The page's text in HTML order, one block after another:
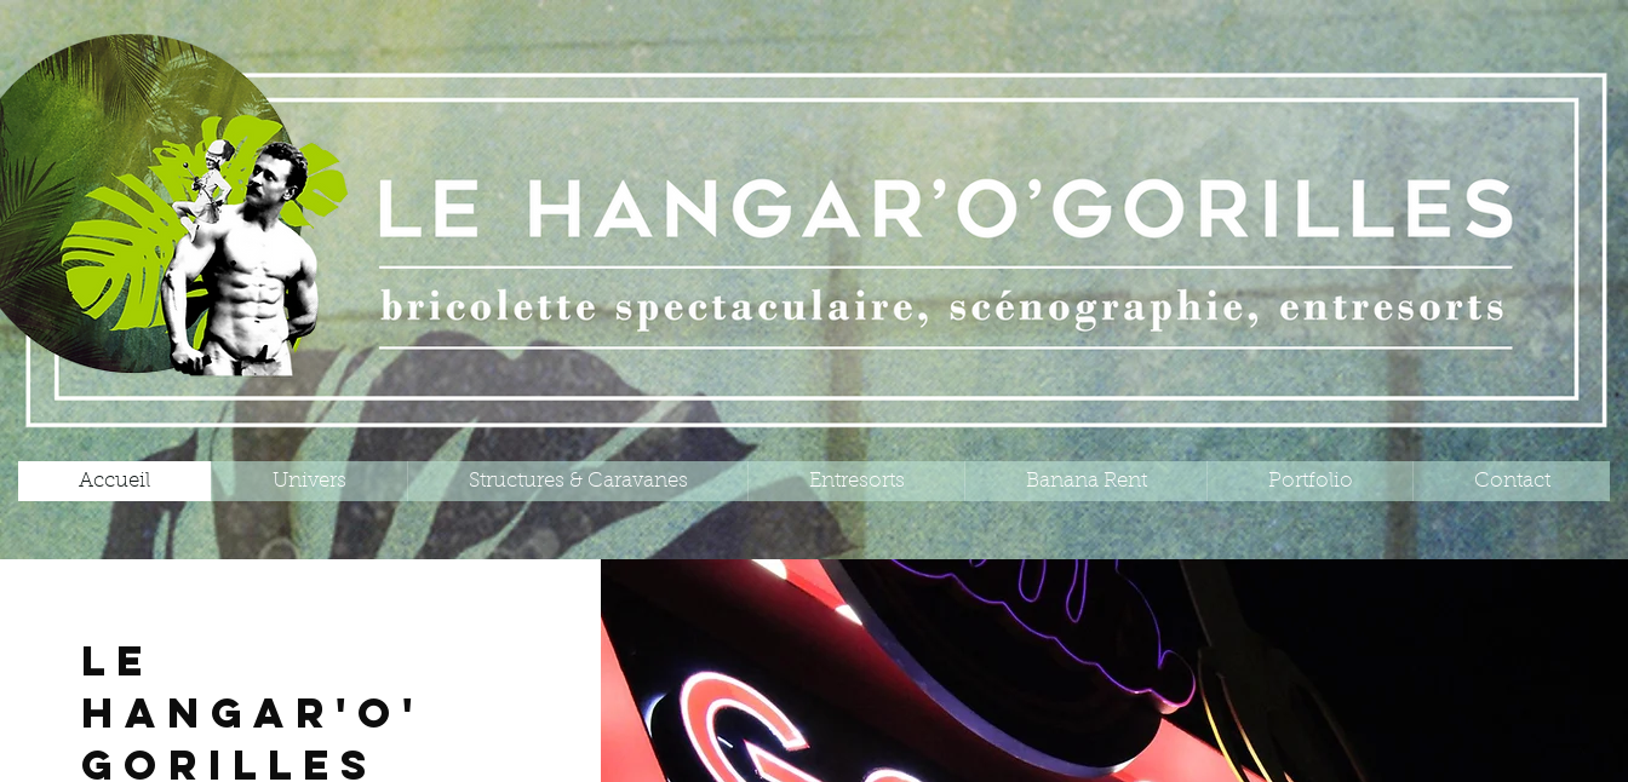
Le
hangar'o'
gorilles
Accueil Univers Structures & Caravanes Entresorts Banana Rent Portfolio Contact